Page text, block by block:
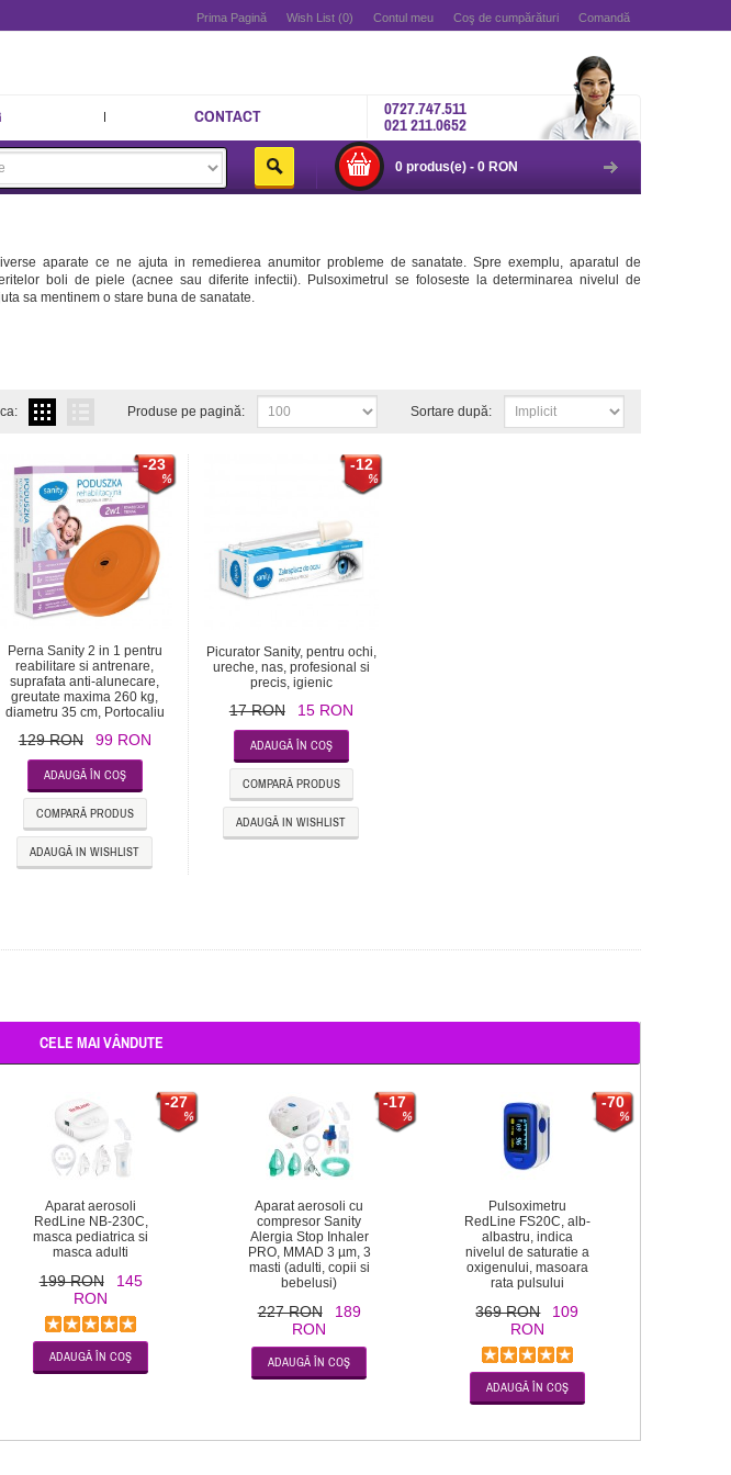
Prima Pagină Wish List (0) Contul meu Coş de cumpărături Comandă
0727.747.511
021 211.0652
CONTACT
0 produs(e) - 0 RON
aparate ce ne ajuta in remedierea anumitor probleme de sanatate. Spre exemplu, aparatul de
boli de piele (acnee sau diferite infectii). Pulsoximetrul se foloseste la determinarea nivelul de
sa mentinem o stare buna de sanatate.
Sortare după:
Produse pe pagină:
-23
Perna Sanity 2 in 1 pentru
reabilitare si antrenare,
suprafata anti-alunecare,
greutate maxima 260 kg,
diametru 35 cm, Portocaliu
129 RON 99 RON
COMPARĂ PRODUS
ADAUGĂ IN WISHLIST
-12
Picurator Sanity, pentru ochi,
ureche, nas, profesional si
precis, igienic
17 RON 15 RON
COMPARĂ PRODUS
ADAUGĂ IN WISHLIST
CELE MAI VÂNDUTE
-27
Aparat aerosoli
RedLine NB-230C,
masca pediatrica si
masca adulti
199 RON
145
RON
-17
Aparat aerosoli cu
compresor Sanity
Alergia Stop Inhaler
PRO, MMAD 3 µm, 3
masti (adulti, copii si
bebelusi)
227 RON
189
RON
-70
Pulsoximetru
RedLine FS20C, alb-
albastru, indica
nivelul de saturatie a
oxigenului, masoara
rata pulsului
369 RON
109
RON